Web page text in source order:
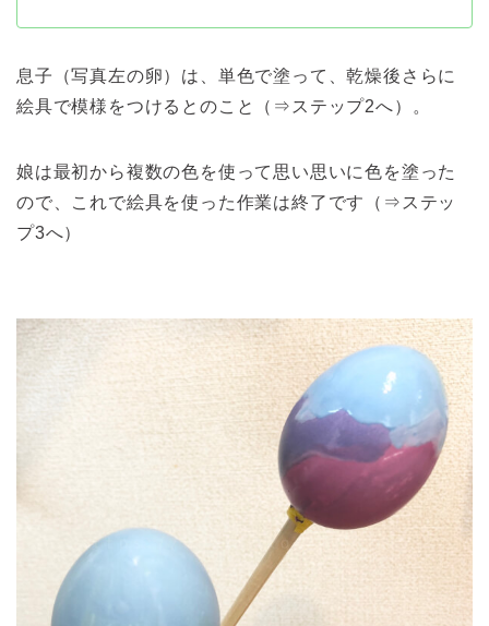
息子（写真左の卵）は、単色で塗って、乾燥後さらに
絵具で模様をつけるとのこと（⇒ステップ2へ）。
娘は最初から複数の色を使って思い思いに色を塗った
ので、これで絵具を使った作業は終了です（⇒ステッ
プ3へ）